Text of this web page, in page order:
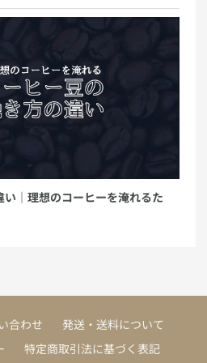
｜理想のコーヒーを淹れるた
合わせ
発送・送料について
特定商取引法に基づく表記